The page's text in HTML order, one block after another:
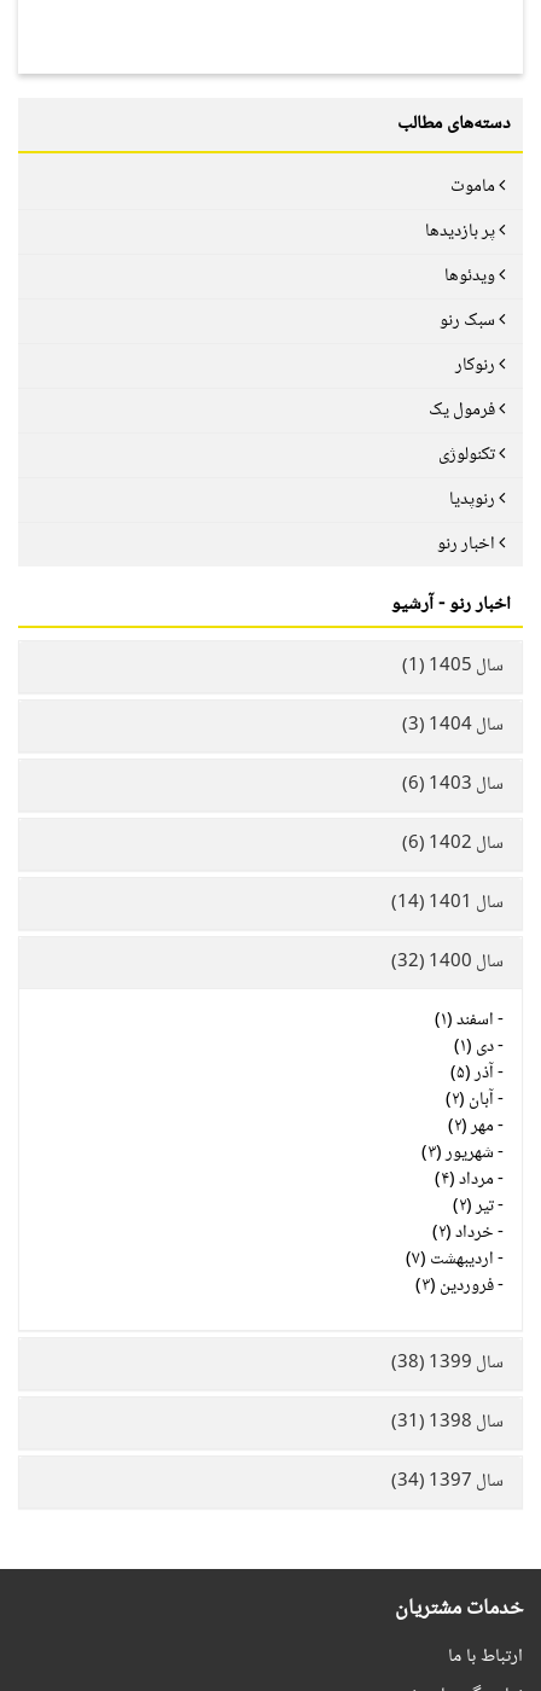
دسته‌های مطالب
ماموت
پر بازدیدها
ویدئوها
سبک رنو
رنوکار
فرمول یک
تکنولوژی
رنوپدیا
اخبار رنو
اخبار رنو - آرشیو
سال 1405 (1)
سال 1404 (3)
سال 1403 (6)
سال 1402 (6)
سال 1401 (14)
سال 1400 (32)
-اسفند (۱)
-دی (۱)
-آذر (۵)
-آبان (۲)
-مهر (۲)
-شهریور (۳)
-مرداد (۴)
-تیر (۲)
-خرداد (۲)
-اردیبهشت (۷)
-فروردین (۳)
سال 1399 (38)
سال 1398 (31)
سال 1397 (34)
خدمات مشتریان
ارتباط با ما